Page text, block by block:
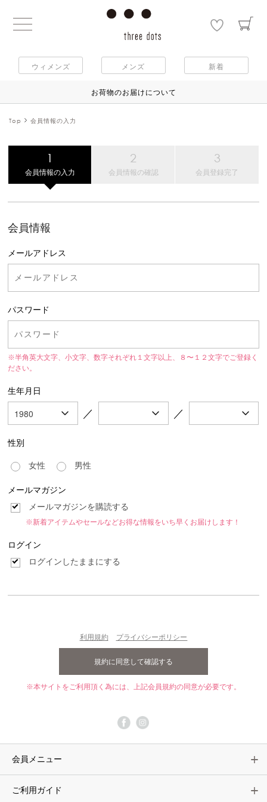
ウィメンズ メンズ 新着
お荷物のお届けについて
Top 会員情報の入力
会員情報の入力 会員情報の確認 会員登録完了
会員情報
メールアドレス
パスワード
※半角英大文字、小文字、数字それぞれ１文字以上、８〜１２文字でご登録く
ださい。
生年月日
／ ／
性別
女性
男性
メールマガジン
メールマガジンを購読する
※新着アイテムやセールなどお得な情報をいち早くお届けします！
ログイン
ログインしたままにする
利用規約 プライバシーポリシー
※本サイトをご利用頂く為には、上記会員規約の同意が必要です。
会員メニュー
ご利用ガイド